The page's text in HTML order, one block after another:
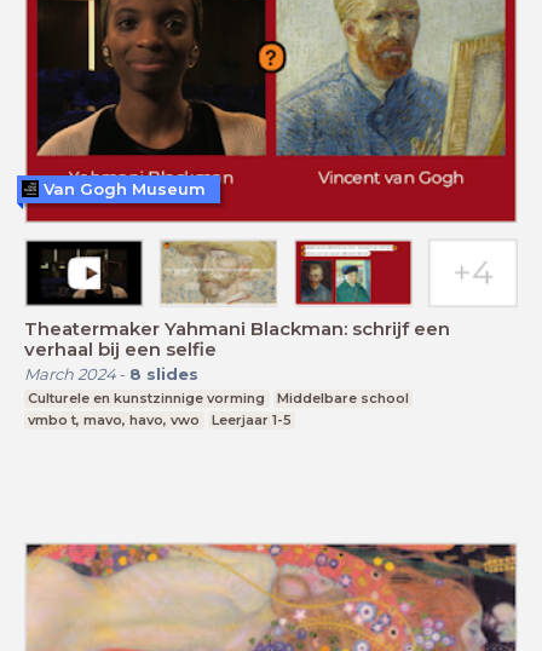
Theatermaker Yahmani Blackman: schrijf een
verhaal bij een selfie
March 2024- 8 slides
Culturele en kunstzinnige vorming
Middelbare school
vmbo t, mavo, havo, vwo
Leerjaar 1-5
Van Gogh Museum